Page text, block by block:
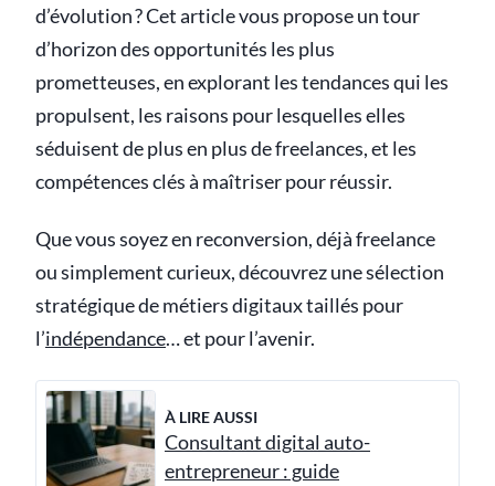
d’évolution ? Cet article vous propose un tour
d’horizon des opportunités les plus
prometteuses, en explorant les tendances qui les
propulsent, les raisons pour lesquelles elles
séduisent de plus en plus de freelances, et les
compétences clés à maîtriser pour réussir.
Que vous soyez en reconversion, déjà freelance
ou simplement curieux, découvrez une sélection
stratégique de métiers digitaux taillés pour
l’indépendance… et pour l’avenir.
À LIRE AUSSI
Consultant digital auto-
entrepreneur : guide